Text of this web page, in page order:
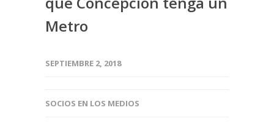
Metro
SEPTIEMBRE 2, 2018
SOCIOS EN LOS MEDIOS